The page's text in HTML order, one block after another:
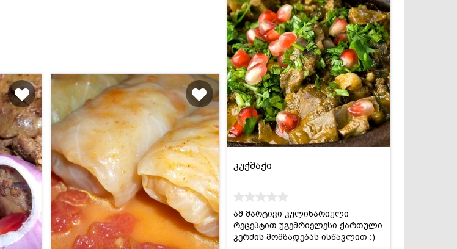
კუჭმაჭი
ამ მარტივი კულინარიული
რეცეპტით უგემრიელესი ქართული
კერძის მომზადებას ისწავლით :)